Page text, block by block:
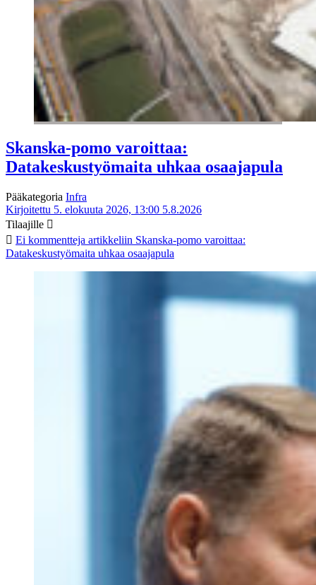
Skanska-pomo varoittaa:
Datakeskustyömaita uhkaa osaajapula
Pääkategoria Infra
Kirjoitettu 5. elokuuta 2026, 13:00 5.8.2026
Tilaajille
Ei kommentteja artikkeliin Skanska-pomo varoittaa:
Datakeskustyömaita uhkaa osaajapula